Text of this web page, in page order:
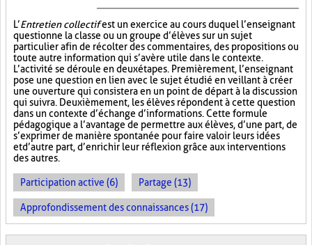
L’Entretien collectifest un exercice au cours duquel l’enseignant
questionne la classe ou un groupe d’élèves sur un sujet
particulier afin de récolter des commentaires, des propositions ou
toute autre information qui s’avère utile dans le contexte.
L’activité se déroule en deux étapes. Premièrement, l’enseignant
pose une question en lien avec le sujet étudié en veillant à créer
une ouverture qui consistera en un point de départ à la discussion
qui suivra. Deuxièmement, les élèves répondent à cette question
dans un contexte d’échange d’informations. Cette formule
pédagogique a l’avantage de permettre aux élèves, d’une part, de
s’exprimer de manière spontanée pour faire valoir leurs idées
et d’autre part, d’enrichir leur réflexion grâce aux interventions
des autres.
Participation active (6) Partage (13)
Approfondissement des connaissances (17)